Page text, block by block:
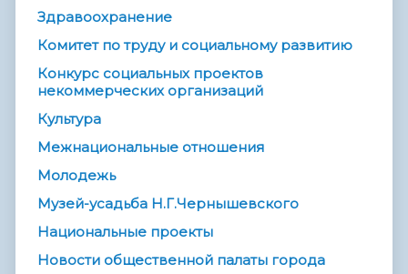
Здравоохранение
Комитет по труду и социальному развитию
Конкурс социальных проектов
некоммерческих организаций
Культура
Межнациональные отношения
Молодежь
Музей-усадьба Н.Г.Чернышевского
Национальные проекты
Новости общественной палаты города